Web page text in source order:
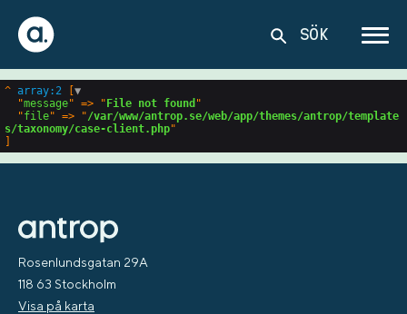
SÖK
^ array:2
▼
  "
message" => " File not found "
  "
file" => "/var/www/antrop.se/web/app/themes/antrop/template
s/taxonomy/case-client.php
Rosenlundsgatan 29A
118 63 Stockholm
Visa på karta